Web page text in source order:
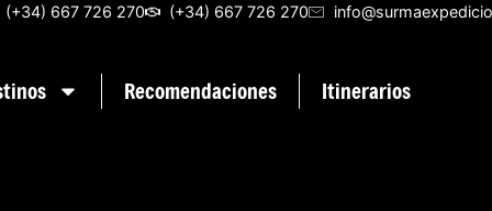
(+34) 667 726 270 (+34) 667 726 270
Recomendaciones Itinerarios